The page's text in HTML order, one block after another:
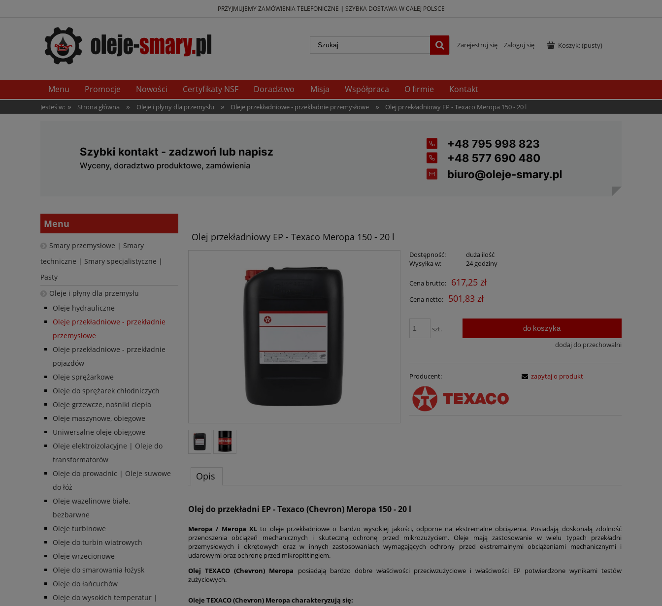
PRZYJMUJEMY ZAMÓWIENIA TELEFONICZNE | SZYBKA DOSTAWA W CAŁEJ POLSCE
Koszyk:(pusty)
Zarejestruj się Zaloguj się
Menu Promocje Nowości Certyfikaty NSF Doradztwo Misja Współpraca O firmie Kontakt
Jesteś w: » Strona główna » Oleje i płyny dla przemysłu » Oleje przekładniowe - przekładnie przemysłowe » Olej przekładniowy EP - Texaco Meropa 150 - 20 l
Menu
Smary przemysłowe | Smary
techniczne | Smary specjalistyczne |
Pasty
Oleje i płyny dla przemysłu
Oleje hydrauliczne
Oleje przekładniowe - przekładnie
przemysłowe
Oleje przekładniowe - przekładnie
pojazdów
Oleje sprężarkowe
Oleje do sprężarek chłodniczych
Oleje grzewcze, nośniki ciepła
Oleje maszynowe, obiegowe
Uniwersalne oleje obiegowe
Oleje elektroizolacyjne | Oleje do
transformatorów
Oleje do prowadnic | Oleje suwowe
do łóż
Oleje wazelinowe białe,
bezbarwne
Oleje turbinowe
Oleje do turbin wiatrowych
Oleje wrzecionowe
Oleje do smarowania łożysk
Oleje do łańcuchów
Oleje do wysokich temperatur |
Olej przekładniowy EP - Texaco Meropa 150 - 20 l
Dostępność:
duża ilość
Wysyłka w:
24 godziny
Cena brutto: 617,25 zł
Cena netto: 501,83 zł
szt. do koszyka
dodaj do przechowalni
Producent: zapytaj o produkt
Opis
Olej do przekładni EP - Texaco (Chevron) Meropa 150 - 20 l
Meropa / Meropa XL to oleje przekładniowe o bardzo wysokiej jakości, odporne na ekstremalne obciążenia. Posiadają doskonałą zdolność
przenoszenia obciążeń mechanicznych i skuteczną ochronę przed mikrozużyciem. Oleje mają zastosowanie w wielu typach przekładni
przemysłowych i okrętowych oraz w innych zastosowaniach wymagających ochrony przed ekstremalnymi obciążeniami mechanicznymi i
udarowymi oraz ochronę przed mikropittingiem.
Olej TEXACO (Chevron) Meropa posiadają bardzo dobre właściwości przeciwzużyciowe i właściwości EP potwierdzone wynikami testów
zużyciowych.
Oleje TEXACO (Chevron) Meropa charakteryzują się: